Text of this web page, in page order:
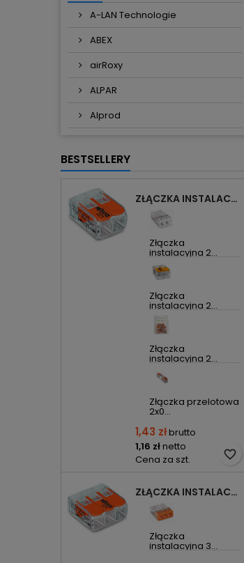
A-LAN Technologie
ABEX
airRoxy
ALPAR
Alprod
BESTSELLERY
ZŁĄCZKA INSTALACYJNA 2X UNIWERSALNA COMPACT 221-412 WAGO
Złączka
instalacyjna 2...
Złączka
instalacyjna 2...
Złączka
instalacyjna 2...
Złączka przelotowa
2x0...
1,43 złbrutto
1,16 złnetto
Cena za szt.
favorite_border
ZŁĄCZKA INSTALACYJNA 3X UNIWERSALNA COMPACT 221-413 WAGO
Złączka
instalacyjna 3...